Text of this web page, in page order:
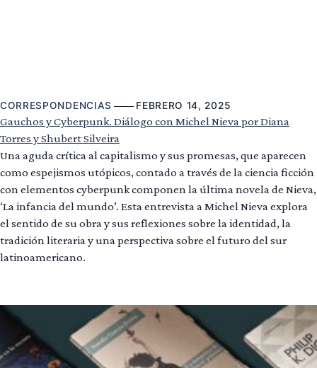
CORRESPONDENCIAS FEBRERO 14, 2025
Gauchos y Cyberpunk. Diálogo con Michel Nieva por Diana
Torres y Shubert Silveira
Una aguda crítica al capitalismo y sus promesas, que aparecen
como espejismos utópicos, contado a través de la ciencia ficción
con elementos cyberpunk componen la última novela de Nieva,
‘La infancia del mundo’. Esta entrevista a Michel Nieva explora
el sentido de su obra y sus reflexiones sobre la identidad, la
tradición literaria y una perspectiva sobre el futuro del sur
latinoamericano.